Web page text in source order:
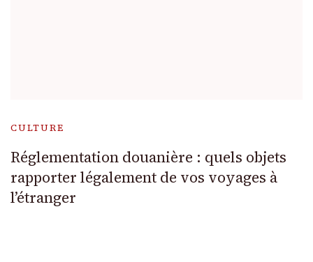
CULTURE
Réglementation douanière : quels objets
rapporter légalement de vos voyages à
l’étranger